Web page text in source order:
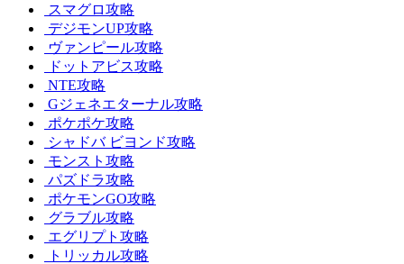
スマグロ攻略
デジモンUP攻略
ヴァンピール攻略
ドットアビス攻略
NTE攻略
Gジェネエターナル攻略
ポケポケ攻略
シャドバ ビヨンド攻略
モンスト攻略
パズドラ攻略
ポケモンGO攻略
グラブル攻略
エグリプト攻略
トリッカル攻略